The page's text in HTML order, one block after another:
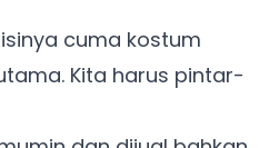
cuma kostum
Kita harus pintar-